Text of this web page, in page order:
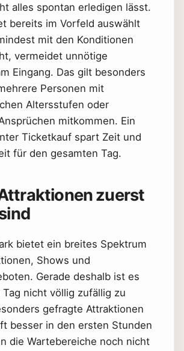
alles spontan erledigen lässt.
bereits im Vorfeld auswählt
mit den Konditionen
vermeidet unnötige
Eingang. Das gilt besonders
Personen mit
Altersstufen oder
mitkommen. Ein
Ticketkauf spart Zeit und
für den gesamten Tag.
zuerst
bietet ein breites Spektrum
Shows und
Gerade deshalb ist es
nicht völlig zufällig zu
gefragte Attraktionen
besser in den ersten Stunden
die Wartebereiche noch nicht